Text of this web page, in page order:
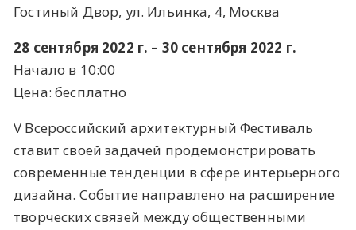
Гостиный Двор, ул. Ильинка, 4, Москва
28 сентября 2022 г. – 30 сентября 2022 г.
Начало в 10:00
Цена: бесплатно
V Всероссийский архитектурный Фестиваль
ставит своей задачей продемонстрировать
современные тенденции в сфере интерьерного
дизайна. Событие направлено на расширение
творческих связей между общественными